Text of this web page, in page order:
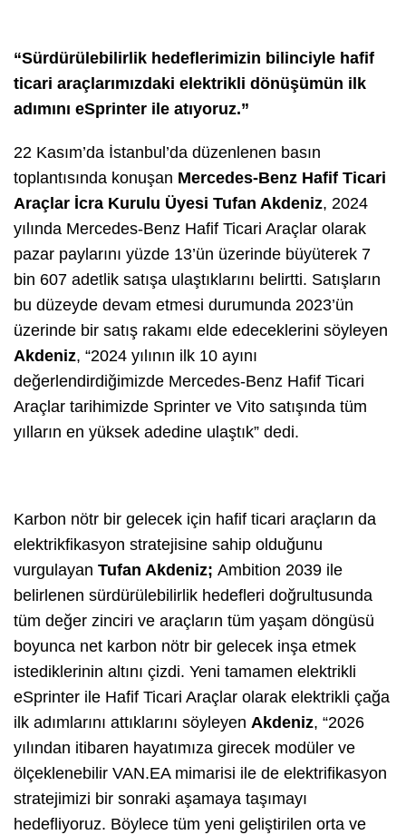
“Sürdürülebilirlik hedeflerimizin bilinciyle hafif
ticari araçlarımızdaki elektrikli dönüşümün ilk
adımını eSprinter ile atıyoruz.”
22 Kasım’da İstanbul’da düzenlenen basın
toplantısında konuşan Mercedes-Benz Hafif Ticari
Araç lar İcra Kurulu Üyesi Tufan Akdeniz, 2024
yılında Mercedes-Benz Hafif Ticari Araçlar olarak
pazar paylarını yüzde 13’ün üzerinde büyüterek 7
bin 607 adetlik satışa ulaştıklarını belirtti. Satışların
bu düzeyde devam etmesi durumunda 2023’ün
üzerinde bir satış rakamı elde edeceklerini söyleyen
Akdeniz, “2024 yılının ilk 10 ayını
değerlendirdiğimizde Mercedes-Benz Hafif Ticari
Araçlar tarihimizde Sprinter ve Vito satışında tüm
yılların en yüksek adedine ulaştık” dedi.
Karbon nötr bir gelecek için hafif ticari araçların da
elektrikfikasyon stratejisine sahip olduğunu
vurgulayan Tufan Akdeniz; Ambition 2039 ile
belirlenen sürdürülebilirlik hedefleri doğrultusunda
tüm değer zinciri ve araçların tüm yaşam döngüsü
boyunca net karbon nötr bir gelecek inşa etmek
istediklerinin altını çizdi. Yeni tamamen elektrikli
eSprinter ile Hafif Ticari Araçlar olarak elektrikli çağa
ilk adımlarını attıklarını söyleyen Akdeniz, “2026
yılından itibaren hayatımıza girecek modüler ve
ölçeklenebilir VAN.EA mimarisi ile de elektrifikasyon
stratejimizi bir sonraki aşamaya taşımayı
hedefliyoruz. Böylece tüm yeni geliştirilen orta ve